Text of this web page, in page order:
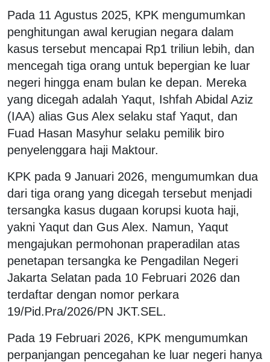
Pada 11 Agustus 2025, KPK mengumumkan
penghitungan awal kerugian negara dalam
kasus tersebut mencapai Rp1 triliun lebih, dan
mencegah tiga orang untuk bepergian ke luar
negeri hingga enam bulan ke depan. Mereka
yang dicegah adalah Yaqut, Ishfah Abidal Aziz
(IAA) alias Gus Alex selaku staf Yaqut, dan
Fuad Hasan Masyhur selaku pemilik biro
penyelenggara haji Maktour.
KPK pada 9 Januari 2026, mengumumkan dua
dari tiga orang yang dicegah tersebut menjadi
tersangka kasus dugaan korupsi kuota haji,
yakni Yaqut dan Gus Alex. Namun, Yaqut
mengajukan permohonan praperadilan atas
penetapan tersangka ke Pengadilan Negeri
Jakarta Selatan pada 10 Februari 2026 dan
terdaftar dengan nomor perkara
19/Pid.Pra/2026/PN JKT.SEL.
Pada 19 Februari 2026, KPK mengumumkan
perpanjangan pencegahan ke luar negeri hanya